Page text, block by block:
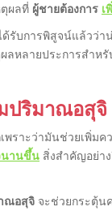
ผลที่ ผู้ชายต้องการ เ
รับการพิสูจน์แล้วว่า
ลหลายประการสำห
ปริมาณอสุจิ
ราะว่ามันช่วยเพิ่ม
นานขึ้น สิ่งสำคัญอย่า
ณอสุจิ จะช่วยกระตุ้น